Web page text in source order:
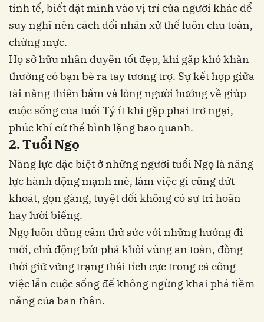
tinh tế, biết đặt mình vào vị trí của người khác để
suy nghĩ nên cách đối nhân xử thế luôn chu toàn,
chừng mực.
Họ sở hữu nhân duyên tốt đẹp, khi gặp khó khăn
thường có bạn bè ra tay tương trợ. Sự kết hợp giữa
tài năng thiên bẩm và lòng người hướng về giúp
cuộc sống của tuổi Tý ít khi gặp phải trở ngại,
phúc khí cứ thế bình lặng bao quanh.
2. Tuổi Ngọ
Năng lực đặc biệt ở những người tuổi Ngọ là năng
lực hành động mạnh mẽ, làm việc gì cũng dứt
khoát, gọn gàng, tuyệt đối không có sự trì hoãn
hay lười biếng.
Ngọ luôn dũng cảm thử sức với những hướng đi
mới, chủ động bứt phá khỏi vùng an toàn, đồng
thời giữ vững trạng thái tích cực trong cả công
việc lẫn cuộc sống để không ngừng khai phá tiềm
năng của bản thân.